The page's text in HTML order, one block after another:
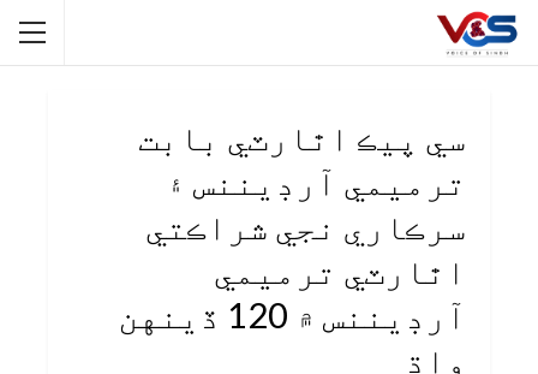
سي پيڪ اٿارٽي بابت
ترميمي آرڊيننس ۽
سرڪاري نجي شراڪتي
اٿارٽي ترميمي
آرڊيننس ۾ 120 ڏينهن
واڌ